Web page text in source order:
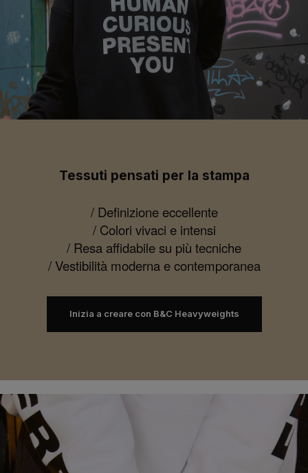
Tessuti pensati per la stampa
/ Definizione eccellente
/ Colori vivaci e intensi
/ Resa affidabile su più tecniche
/ Vestibilità moderna e contemporanea
Inizia a creare con B&C Heavyweights